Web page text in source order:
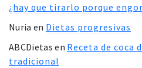
¿hay que tirarlo porque
Nuria en Dietas progresivas
ABCDietas en Receta de coca
tradicional